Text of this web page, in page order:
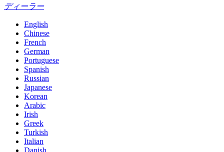
ディーラー
English
Chinese
French
German
Portuguese
Spanish
Russian
Japanese
Korean
Arabic
Irish
Greek
Turkish
Italian